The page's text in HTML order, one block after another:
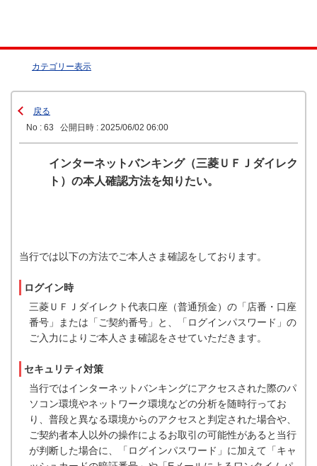
カテゴリー表示
戻る
No : 63
公開日時 : 2025/06/02 06:00
インターネットバンキング（三菱ＵＦＪダイレク
ト）の本人確認方法を知りたい。
当行では以下の方法でご本人さま確認をしております。
ログイン時
三菱ＵＦＪダイレクト代表口座（普通預金）の「店番・口座
番号」または「ご契約番号」と、「ログインパスワード」の
ご入力によりご本人さま確認をさせていただきます。
セキュリティ対策
当行ではインターネットバンキングにアクセスされた際のパ
ソコン環境やネットワーク環境などの分析を随時行ってお
り、普段と異なる環境からのアクセスと判定された場合や、
ご契約者本人以外の操作によるお取引の可能性があると当行
が判断した場合に、「ログインパスワード」に加えて「キャ